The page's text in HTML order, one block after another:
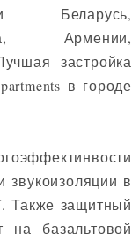
Беларусь,
Армении,
застройка
в городе
в
Также защитный
базальтовой